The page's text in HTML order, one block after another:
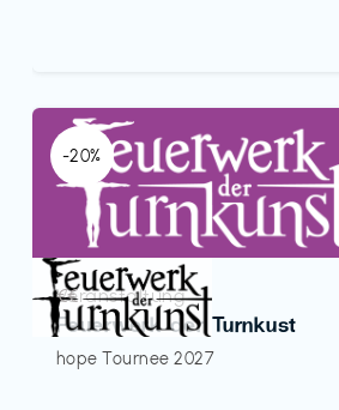
-20%
Veranstaltung
Feuerwerk der Turnkust
hope Tournee 2027
€€‎